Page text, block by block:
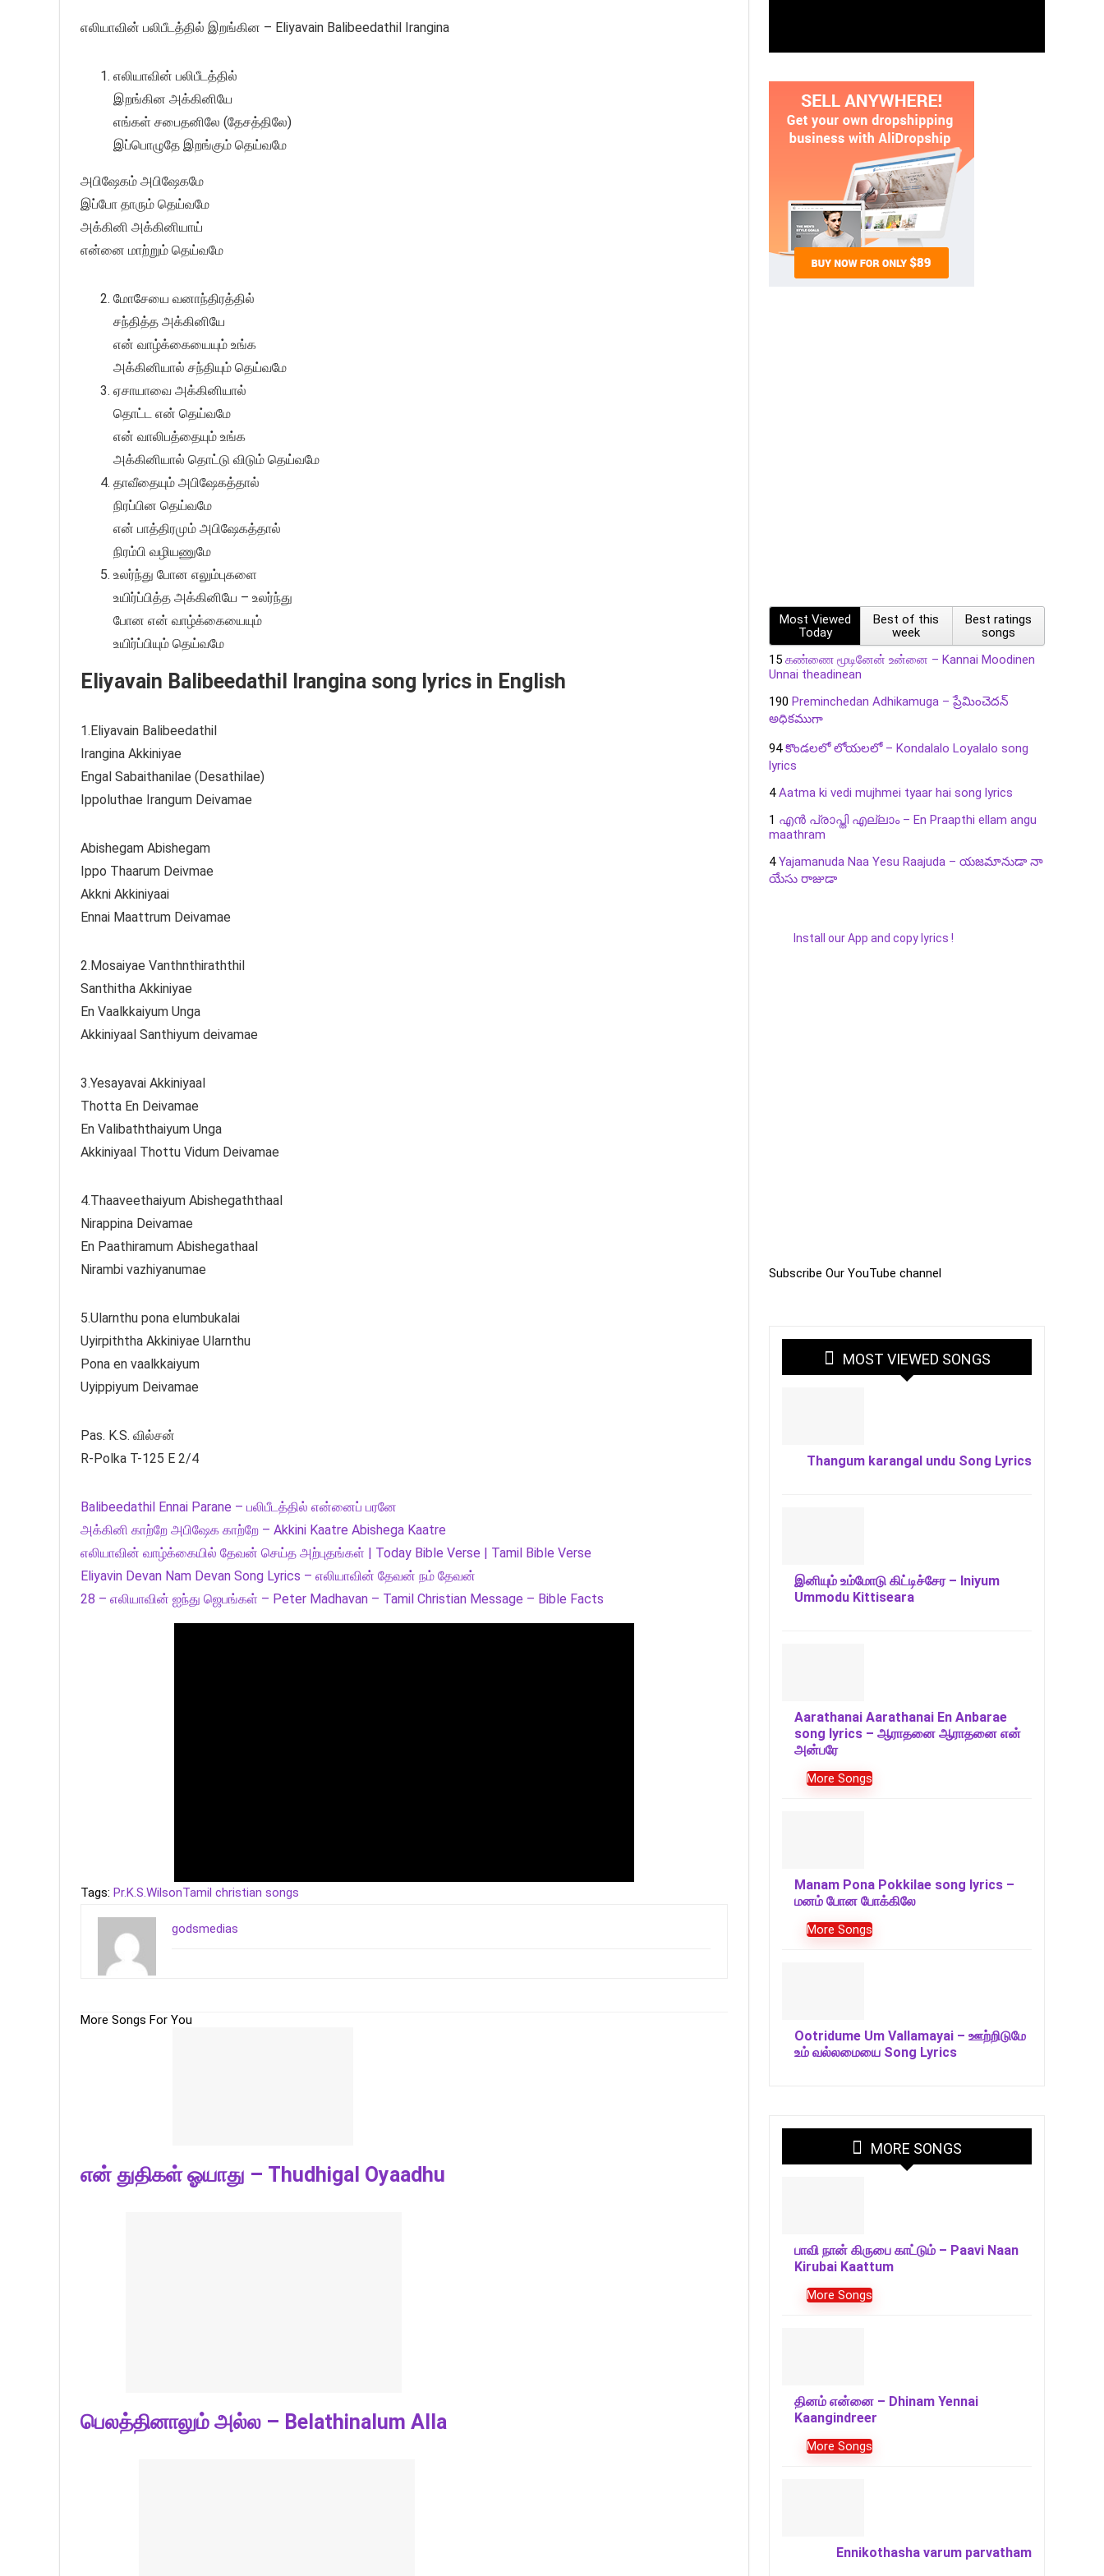
எலியாவின் பலிபீடத்தில் இறங்கின – Eliyavain Balibeedathil Irangina
எலியாவின் பலிபீடத்தில்
இறங்கின அக்கினியே
எங்கள் சபைதனிலே (தேசத்திலே)
இப்பொழுதே இறங்கும் தெய்வமே
அபிஷேகம் அபிஷேகமே
இப்போ தாரும் தெய்வமே
அக்கினி அக்கினியாய்
என்னை மாற்றும் தெய்வமே
மோசேயை வனாந்திரத்தில்
சந்தித்த அக்கினியே
என் வாழ்க்கையையும் உங்க
அக்கினியால் சந்தியும் தெய்வமே
ஏசாயாவை அக்கினியால்
தொட்ட என் தெய்வமே
என் வாலிபத்தையும் உங்க
அக்கினியால் தொட்டு விடும் தெய்வமே
தாவீதையும் அபிஷேகத்தால்
நிரப்பின தெய்வமே
என் பாத்திரமும் அபிஷேகத்தால்
நிரம்பி வழியணுமே
உலர்ந்து போன எலும்புகளை
உயிர்ப்பித்த அக்கினியே – உலர்ந்து
போன என் வாழ்க்கையையும்
உயிர்ப்பியும் தெய்வமே
Eliyavain Balibeedathil Irangina song lyrics in English
1.Eliyavain Balibeedathil
Irangina Akkiniyae
Engal Sabaithanilae (Desathilae)
Ippoluthae Irangum Deivamae
Abishegam Abishegam
Ippo Thaarum Deivmae
Akkni Akkiniyaai
Ennai Maattrum Deivamae
2.Mosaiyae Vanthnthiraththil
Santhitha Akkiniyae
En Vaalkkaiyum Unga
Akkiniyaal Santhiyum deivamae
3.Yesayavai Akkiniyaal
Thotta En Deivamae
En Valibaththaiyum Unga
Akkiniyaal Thottu Vidum Deivamae
4.Thaaveethaiyum Abishegaththaal
Nirappina Deivamae
En Paathiramum Abishegathaal
Nirambi vazhiyanumae
5.Ularnthu pona elumbukalai
Uyirpiththa Akkiniyae Ularnthu
Pona en vaalkkaiyum
Uyippiyum Deivamae
Pas. K.S. வில்சன்
R-Polka T-125 E 2/4
Balibeedathil Ennai Parane – பலிபீடத்தில் என்னைப் பரனே
அக்கினி காற்றே அபிஷேக காற்றே – Akkini Kaatre Abishega Kaatre
எலியாவின் வாழ்க்கையில் தேவன் செய்த அற்புதங்கள் | Today Bible Verse | Tamil Bible Verse
Eliyavin Devan Nam Devan Song Lyrics – எலியாவின் தேவன் நம் தேவன்
28 – எலியாவின் ஐந்து ஜெபங்கள் – Peter Madhavan – Tamil Christian Message – Bible Facts
Tags: Pr.K.S.WilsonTamil christian songs
godsmedias
More Songs For You
என் துதிகள் ஓயாது – Thudhigal Oyaadhu
பெலத்தினாலும் அல்ல – Belathinalum Alla
Most Viewed
Today
Best of this
week
Best ratings
songs
15 கண்ணை மூடினேன் உன்னை – Kannai Moodinen
Unnai theadinean
190 Preminchedan Adhikamuga – ప్రేమించెదన్
అధికముగా
94 కొండలలో లోయలలో – Kondalalo Loyalalo song
lyrics
4 Aatma ki vedi mujhmei tyaar hai song lyrics
1 എൻ പ്രാപ്തി എല്ലാം – En Praapthi ellam angu
maathram
4 Yajamanuda Naa Yesu Raajuda – యజమానుడా నా
యేసు రాజుడా
Install our App and copy lyrics !
Subscribe Our YouTube channel
MOST VIEWED SONGS
Thangum karangal undu Song Lyrics
இனியும் உம்மோடு கிட்டிச்சேர – Iniyum
Ummodu Kittiseara
Aarathanai Aarathanai En Anbarae
song lyrics – ஆராதனை ஆராதனை என்
அன்பரே
More Songs
Manam Pona Pokkilae song lyrics –
மனம் போன போக்கிலே
More Songs
Ootridume Um Vallamayai – ஊற்றிடுமே
உம் வல்லமையை Song Lyrics
MORE SONGS
பாவி நான் கிருபை காட்டும் – Paavi Naan
Kirubai Kaattum
More Songs
தினம் என்னை – Dhinam Yennai
Kaangindreer
More Songs
Ennikothasha varum parvatham